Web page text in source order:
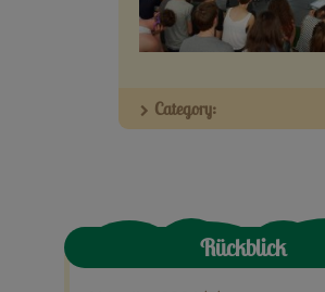
Veranstaltungen
Baumpaten
Category:
Rückblick